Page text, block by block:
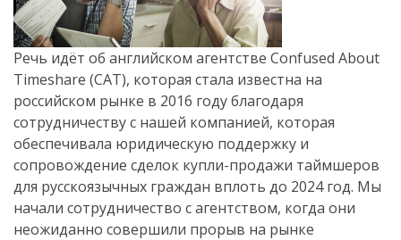
Речь идёт об английском агентстве Confused About
Timeshare (CAT), которая стала известна на
российском рынке в 2016 году благодаря
сотрудничеству с нашей компанией, которая
обеспечивала юридическую поддержку и
сопровождение сделок купли-продажи таймшеров
для русскоязычных граждан вплоть до 2024 год. Мы
начали сотрудничество с агентством, когда они
неожиданно совершили прорыв на рынке